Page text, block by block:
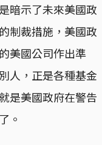
暗示了未來美國政
制裁措施，美國政
美國公司作出準
人，正是各種基金
是美國政府在警告
。